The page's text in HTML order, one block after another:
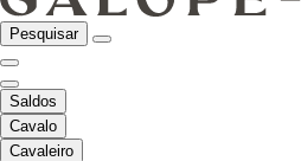
Pesquisar
Saldos
Cavalo
Cavaleiro